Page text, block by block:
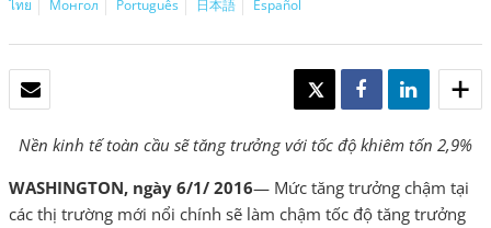
ไทย
Монгол Português 日本語 Español
TWEET SHARE SHARE
Nền kinh tế toàn cầu sẽ tăng trưởng với tốc độ khiêm tốn 2,9%
WASHINGTON, ngày 6/1/ 2016— Mức tăng trưởng chậm tại
các thị trường mới nổi chính sẽ làm chậm tốc độ tăng trưởng